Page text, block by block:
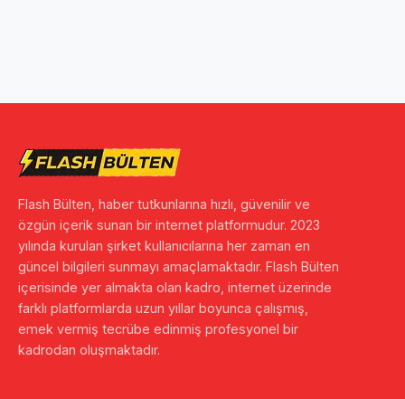
Flash Bülten, haber tutkunlarına hızlı, güvenilir ve
özgün içerik sunan bir internet platformudur. 2023
yılında kurulan şirket kullanıcılarına her zaman en
güncel bilgileri sunmayı amaçlamaktadır. Flash Bülten
içerisinde yer almakta olan kadro, internet üzerinde
farklı platformlarda uzun yıllar boyunca çalışmış,
emek vermiş tecrübe edinmiş profesyonel bir
kadrodan oluşmaktadır.